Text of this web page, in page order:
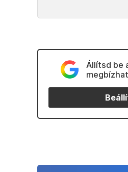
Állítsd be